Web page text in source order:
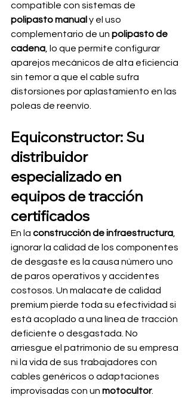
compatible con sistemas de
polipasto manual y el uso
complementario de un polipasto de
cadena , lo que permite configurar
aparejos mecánicos de alta eficiencia
sin temor a que el cable sufra
distorsiones por aplastamiento en las
poleas de reenvío.
Equiconstructor: Su
distribuidor
especializado en
equipos de tracción
certificados
En la construcción de infraestructura
ignorar la calidad de los componentes
de desgaste es la causa número uno
de paros operativos y accidentes
costosos. Un malacate de calidad
premium pierde toda su efectividad si
está acoplado a una línea de tracción
deficiente o desgastada. No
arriesgue el patrimonio de su empresa
ni la vida de sus trabajadores con
cables genéricos o adaptaciones
improvisadas con un motocultor.